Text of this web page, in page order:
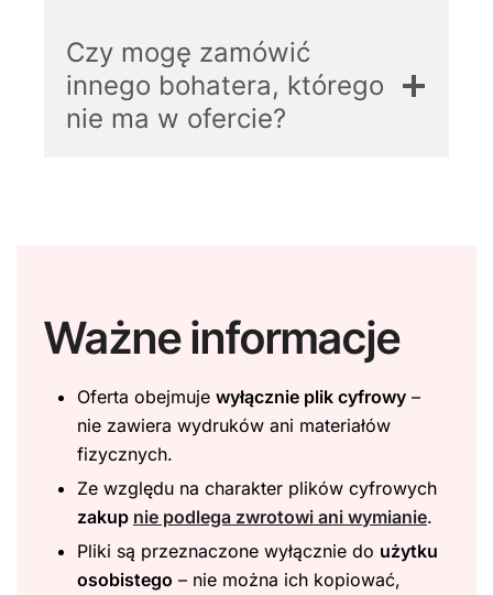
Czy mogę zamówić
innego bohatera, którego
nie ma w ofercie?
Ważne informacje
Oferta obejmuje wyłącznie plik cyfrowy –
nie zawiera wydruków ani materiałów
fizycznych.
Ze względu na charakter plików cyfrowych
zakup nie podlega zwrotowi ani wymianie.
Pliki są przeznaczone wyłącznie do użytku
osobistego – nie można ich kopiować,